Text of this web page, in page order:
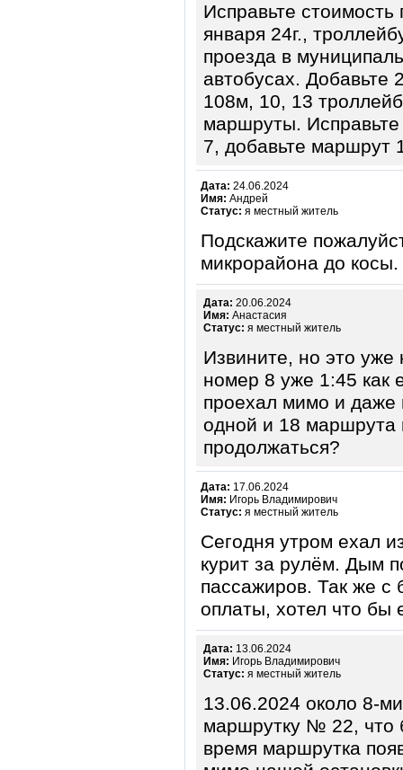
Исправьте
января 24г.,
проезда в
автобусах.
108м, 10, 13
маршруты.
7, добавьте маршрут
Дата: 24.06.2024
Имя: Андрей
Статус: я местный житель
Подскажите
микрорайона до
Дата: 20.06.2024
Имя: Анастасия
Статус: я местный житель
Извините, но это уже
номер 8 уже 1:45 как
проехал мимо и даже
одной и 18 маршрута
продолжаться?
Дата: 17.06.2024
Имя: Игорь Владимирович
Статус: я местный житель
Сегодня утром ехал
курит за рулём. Дым
пассажиров. Так же с
оплаты, хотел что бы
Дата: 13.06.2024
Имя: Игорь Владимирович
Статус: я местный житель
13.06.2024 около 8-
маршрутку № 22, что
время маршрутка